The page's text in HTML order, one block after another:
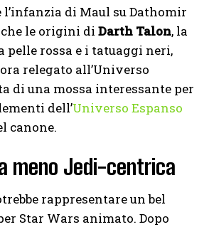
l’infanzia di Maul su Dathomir
le origini di Darth Talon, la
pelle rossa e i tatuaggi neri,
relegato all’Universo
di una mossa interessante per
dell’Universo Espanso
canone.
meno Jedi-centrica
rappresentare un bel
Star Wars animato. Dopo